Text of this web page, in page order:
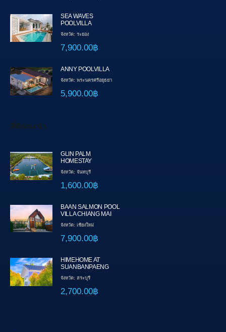
SEA WAVES
POOLVILLA
จังหวัด: ระยอง
7,900.00฿
ANNY POOLVILLA
จังหวัด: พระนครศรีอยุธยา
5,900.00฿
ที่พักแนะนำ
GLIN PALM
HOMESTAY
จังหวัด: จันทบุรี
1,600.00฿
BAAN SALMON POOL
VILLA CHIANG MAI
จังหวัด: เชียงใหม่
7,900.00฿
HIMEHOME AT
SUANBANPAENG
จังหวัด: สระบุรี
2,700.00฿